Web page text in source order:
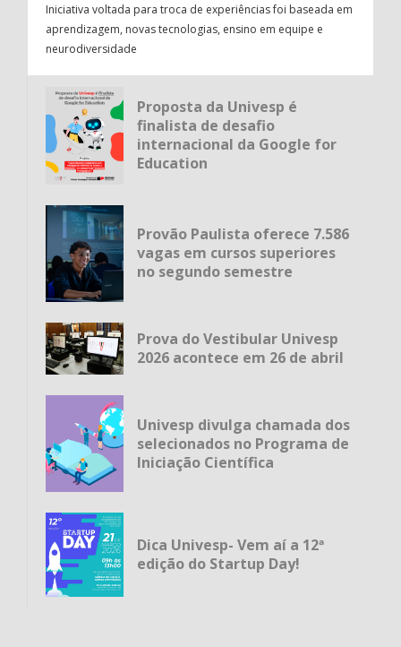
Iniciativa voltada para troca de experiências foi baseada em
aprendizagem, novas tecnologias, ensino em equipe e
neurodiversidade
Proposta da Univesp é
finalista de desafio
internacional da Google for
Education
Provão Paulista oferece 7.586
vagas em cursos superiores
no segundo semestre
Prova do Vestibular Univesp
2026 acontece em 26 de abril
Univesp divulga chamada dos
selecionados no Programa de
Iniciação Científica
Dica Univesp- Vem aí a 12ª
edição do Startup Day!